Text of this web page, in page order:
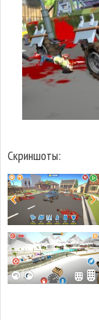
Скриншоты: